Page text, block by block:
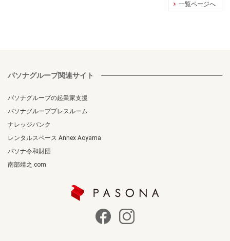
一覧ページへ
パソナグループ関連サイト
パソナグループの起業家支援
パソナグループプレスルーム
ナレッジバンク
レンタルスペース Annex Aoyama
パソナ令和財団
南部靖之.com